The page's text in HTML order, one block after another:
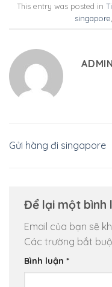
This entry was posted in
singapore
Gửi hàng đi singapore
Để lại một bình
Email của bạn sẽ
Các trường bắt
Bình luận *